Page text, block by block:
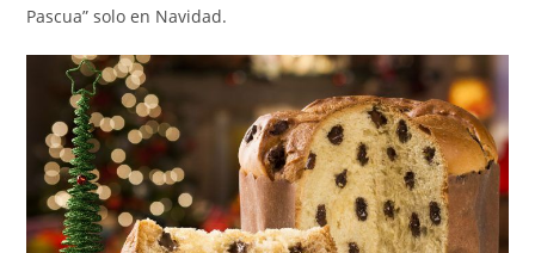
Pascua” solo en Navidad.